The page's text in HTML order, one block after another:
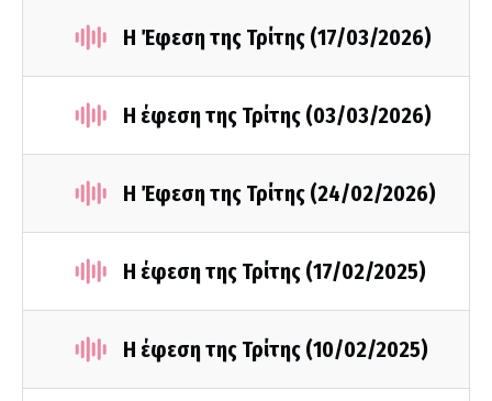
Η Έφεση της Τρίτης (17/03/2026)
Η έφεση της Τρίτης (03/03/2026)
Η Έφεση της Τρίτης (24/02/2026)
Η έφεση της Τρίτης (17/02/2025)
Η έφεση της Τρίτης (10/02/2025)